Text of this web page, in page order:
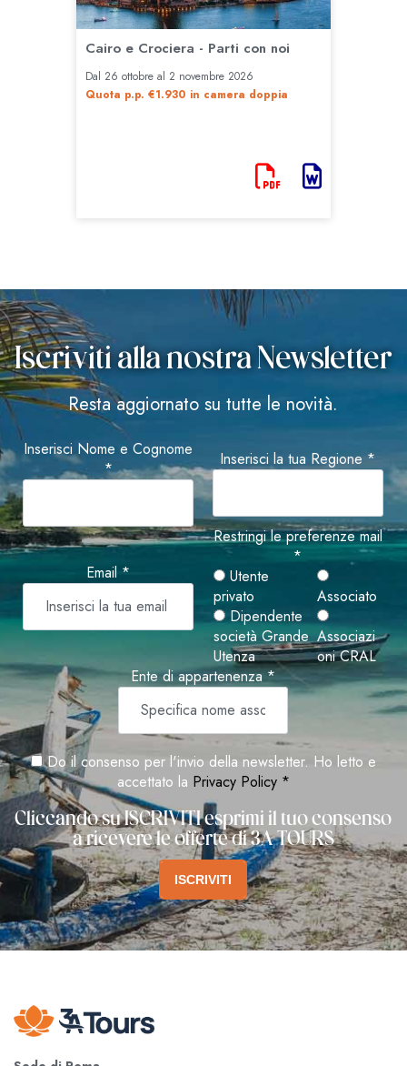
Iscriviti alla nostra Newsletter
Resta aggiornato su tutte le novità.
Inserisci Nome e Cognome
*
Inserisci la tua Regione *
Email *
Restringi le preferenze mail
*
Utente
privato
Associato
Dipendente
società Grande
Utenza
Associazi
oni CRAL
Ente di appartenenza *
Do il consenso per l'invio della newsletter. Ho letto e
accettato la Privacy Policy *
Cliccando su ISCRIVITI esprimi il tuo consenso
a ricevere le offerte di 3A TOURS
ISCRIVITI